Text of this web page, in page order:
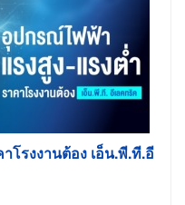
โรงงานต้อง เอ็น.พี.ที.อี